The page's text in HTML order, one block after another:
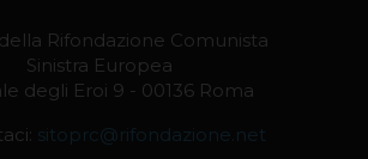
Rifondazione Comunista
Sinistra Europea
degli Eroi 9 - 00136 Roma
sitoprc@rifondazione.net